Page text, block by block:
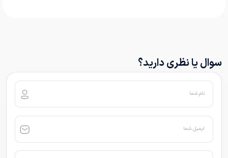
سوال یا نظری دارید؟
نام شما
ایمیل شما